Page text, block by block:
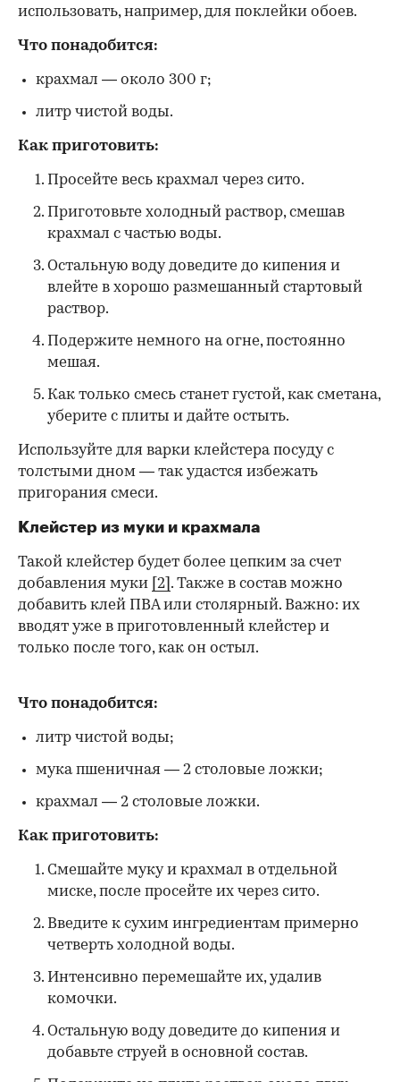
использовать, например, для поклейки обоев.
Что понадобится:
крахмал — около 300 г;
литр чистой воды.
Как приготовить:
Просейте весь крахмал через сито.
Приготовьте холодный раствор, смешав
крахмал с частью воды.
Остальную воду доведите до кипения и
влейте в хорошо размешанный стартовый
раствор.
Подержите немного на огне, постоянно
мешая.
Как только смесь станет густой, как сметана,
уберите с плиты и дайте остыть.
Используйте для варки клейстера посуду с
толстыми дном — так удастся избежать
пригорания смеси.
Клейстер из муки и крахмала
Такой клейстер будет более цепким за счет
добавления муки [2] . Также в состав можно
добавить клей ПВА или столярный. Важно: их
вводят уже в приготовленный клейстер и
только после того, как он остыл.
Что понадобится:
литр чистой воды;
мука пшеничная — 2 столовые ложки;
крахмал — 2 столовые ложки.
Как приготовить:
Смешайте муку и крахмал в отдельной
миске, после просейте их через сито.
Введите к сухим ингредиентам примерно
четверть холодной воды.
Интенсивно перемешайте их, удалив
комочки.
Остальную воду доведите до кипения и
добавьте струей в основной состав.